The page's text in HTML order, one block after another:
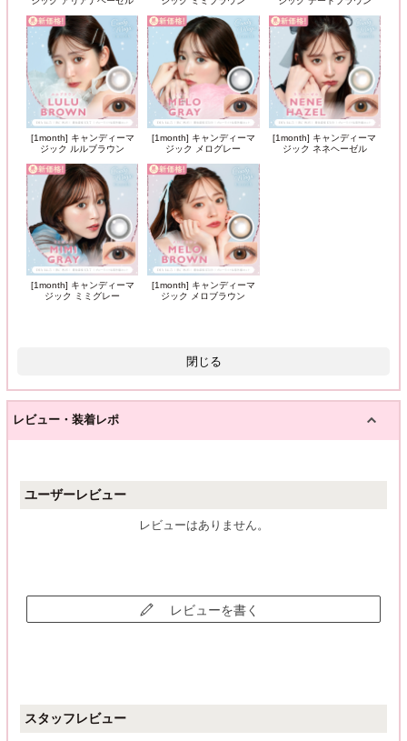
[1month] キャンディーマ
ジック ルルブラウン
[1month] キャンディーマ
ジック メログレー
[1month] キャンディーマ
ジック ネネヘーゼル
[1month] キャンディーマ
ジック ミミグレー
[1month] キャンディーマ
ジック メロブラウン
閉じる
レビュー・装着レポ
ユーザーレビュー
レビューはありません。
レビューを書く
スタッフレビュー